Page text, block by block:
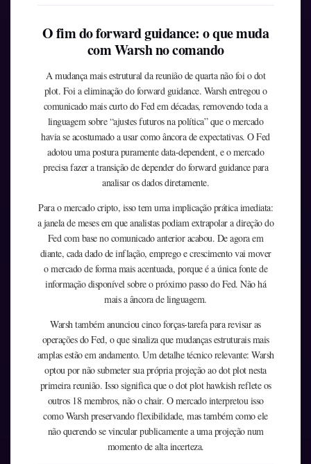
O fim do forward guidance: o que muda
com Warsh no comando
A mudança mais estrutural da reunião de quarta não foi o dot
plot. Foi a eliminação do forward guidance. Warsh entregou o
comunicado mais curto do Fed em décadas, removendo toda a
linguagem sobre “ajustes futuros na política” que o mercado
havia se acostumado a usar como âncora de expectativas. O Fed
adotou uma postura puramente data-dependent, e o mercado
precisa fazer a transição de depender do forward guidance para
analisar os dados diretamente.
Para o mercado cripto, isso tem uma implicação prática imediata:
a janela de meses em que analistas podiam extrapolar a direção do
Fed com base no comunicado anterior acabou. De agora em
diante, cada dado de inflação, emprego e crescimento vai mover
o mercado de forma mais acentuada, porque é a única fonte de
informação disponível sobre o próximo passo do Fed. Não há
mais a âncora de linguagem.
Warsh também anunciou cinco forças-tarefa para revisar as
operações do Fed, o que sinaliza que mudanças estruturais mais
amplas estão em andamento. Um detalhe técnico relevante: Warsh
optou por não submeter sua própria projeção ao dot plot nesta
primeira reunião. Isso significa que o dot plot hawkish reflete os
outros 18 membros, não o chair. O mercado interpretou isso
como Warsh preservando flexibilidade, mas também como ele
não querendo se vincular publicamente a uma projeção num
momento de alta incerteza.